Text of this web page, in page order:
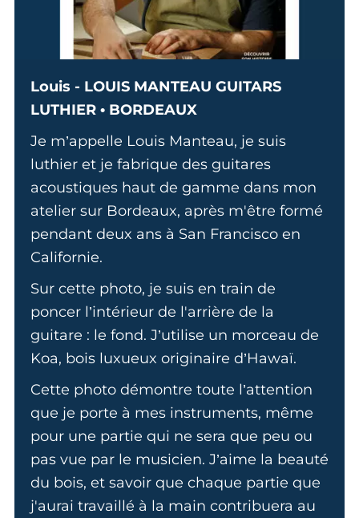
Louis - LOUIS MANTEAU GUITARS
LUTHIER • BORDEAUX
Je m’appelle Louis Manteau, je suis
luthier et je fabrique des guitares
acoustiques haut de gamme dans mon
atelier sur Bordeaux, après m'être formé
pendant deux ans à San Francisco en
Californie.
Sur cette photo, je suis en train de
poncer l’intérieur de l'arrière de la
guitare : le fond. J’utilise un morceau de
Koa, bois luxueux originaire d’Hawaï.
Cette photo démontre toute l’attention
que je porte à mes instruments, même
pour une partie qui ne sera que peu ou
pas vue par le musicien. J’aime la beauté
du bois, et savoir que chaque partie que
j'aurai travaillé à la main contribuera au